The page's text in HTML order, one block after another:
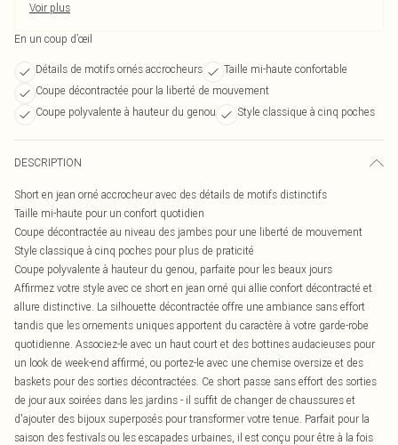
Voir plus
En un coup d’œil
Détails de motifs ornés accrocheurs
Taille mi-haute confortable
Coupe décontractée pour la liberté de mouvement
Coupe polyvalente à hauteur du genou
Style classique à cinq poches
DESCRIPTION
Short en jean orné accrocheur avec des détails de motifs distinctifs
Taille mi-haute pour un confort quotidien
Coupe décontractée au niveau des jambes pour une liberté de mouvement
Style classique à cinq poches pour plus de praticité
Coupe polyvalente à hauteur du genou, parfaite pour les beaux jours
Affirmez votre style avec ce short en jean orné qui allie confort décontracté et
allure distinctive. La silhouette décontractée offre une ambiance sans effort
tandis que les ornements uniques apportent du caractère à votre garde-robe
quotidienne. Associez-le avec un haut court et des bottines audacieuses pour
un look de week-end affirmé, ou portez-le avec une chemise oversize et des
baskets pour des sorties décontractées. Ce short passe sans effort des sorties
de jour aux soirées dans les jardins - il suffit de changer de chaussures et
d'ajouter des bijoux superposés pour transformer votre tenue. Parfait pour la
saison des festivals ou les escapades urbaines, il est conçu pour être à la fois